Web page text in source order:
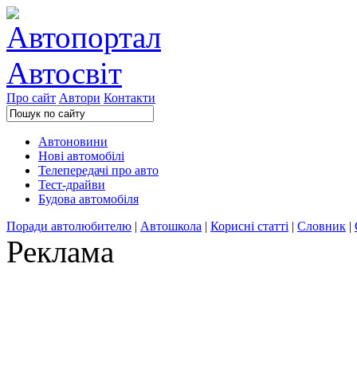
Про сайт Автори Контакти
Автоновини
Нові автомобілі
Телепередачі про авто
Тест-драйви
Будова автомобіля
Поради автолюбителю | Автошкола | Корисні статті | Словник |
Реклама